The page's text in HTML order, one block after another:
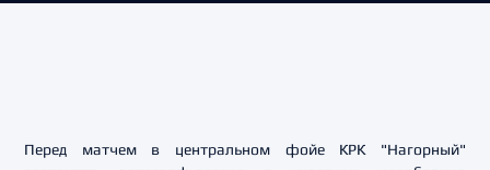
Перед матчем в центральном фойе КРК "Нагорный"